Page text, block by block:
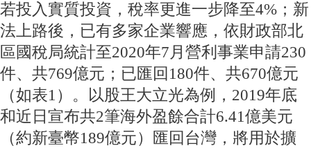
若投入實質投資，稅率更進一步降至4%；新
法上路後，已有多家企業響應，依財政部北
區國稅局統計至2020年7月營利事業申請230
件、共769億元；已匯回180件、共670億元
（如表1）。以股王大立光為例，2019年底
和近日宣布共2筆海外盈餘合計6.41億美元
（約新臺幣189億元）匯回台灣，將用於擴